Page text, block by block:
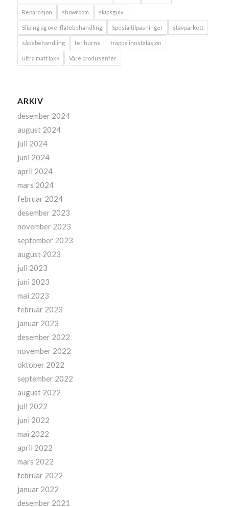
Reparasjon showroom skipsgulv
Sliping og overflatebehandling Spesialtilpasninger stavparkett
såpebehandling ter hurne trappe innstalasjon
ultra matt lakk Våre produsenter
ARKIV
desember 2024
august 2024
juli 2024
juni 2024
april 2024
mars 2024
februar 2024
desember 2023
november 2023
september 2023
august 2023
juli 2023
juni 2023
mai 2023
februar 2023
januar 2023
desember 2022
november 2022
oktober 2022
september 2022
august 2022
juli 2022
juni 2022
mai 2022
april 2022
mars 2022
februar 2022
januar 2022
desember 2021